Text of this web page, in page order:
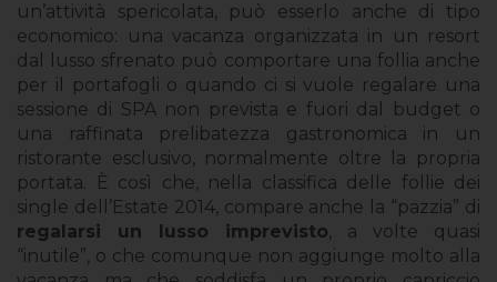
un’attività spericolata, può esserlo anche di tipo
economico: una vacanza organizzata in un resort
dal lusso sfrenato può comportare una follia anche
per il portafogli o quando ci si vuole regalare una
sessione di SPA non prevista e fuori dal budget o
una raffinata prelibatezza gastronomica in un
ristorante esclusivo, normalmente oltre la propria
portata. È così che, nella classifica delle follie dei
single dell’Estate 2014, compare anche la “pazzia” di
regalarsi un lusso imprevisto, a volte quasi
“inutile”, o che comunque non aggiunge molto alla